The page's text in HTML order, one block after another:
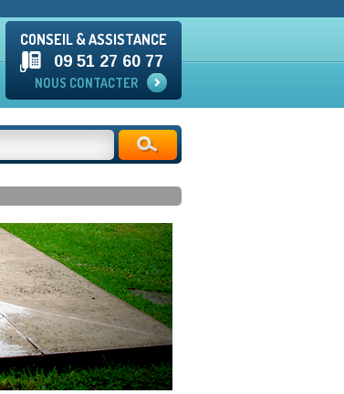
CONSEIL & ASSISTANCE
09 51 27 60 77
NOUS CONTACTER